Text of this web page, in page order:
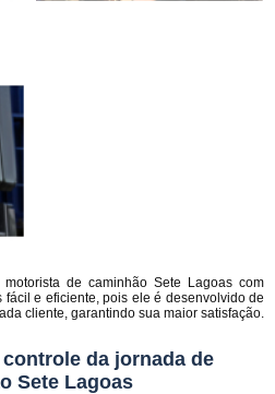
de caminhão Sete Lagoas com
e eficiente, pois ele é desenvolvido de
cliente, garantindo sua maior satisfação.
da jornada de
Sete Lagoas